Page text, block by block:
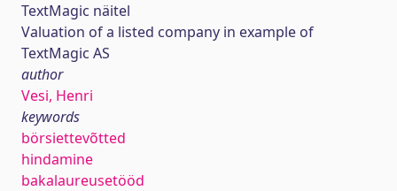
TextMagic näitel
Valuation of a listed company in example of
TextMagic AS
author
Vesi, Henri
keywords
börsiettevõtted
hindamine
bakalaureusetööd